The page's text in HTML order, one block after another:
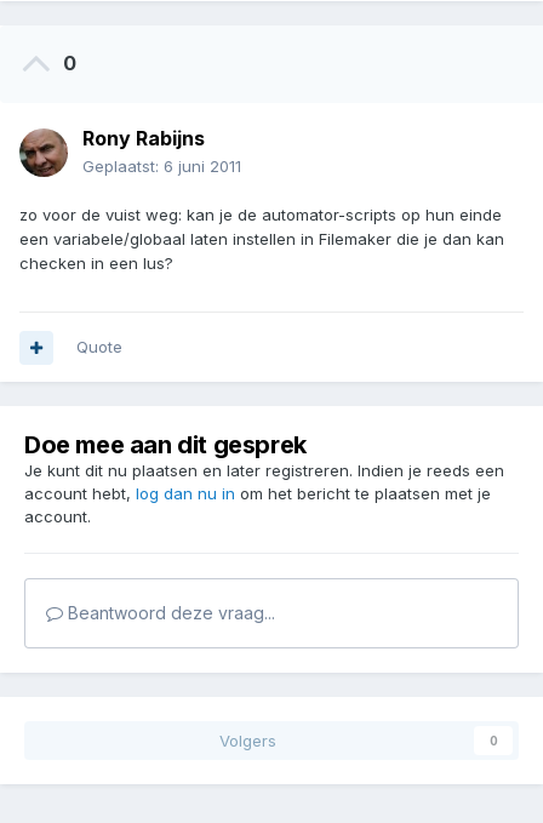
0
Rony Rabijns
Geplaatst: 6 juni 2011
zo voor de vuist weg: kan je de automator-scripts op hun einde
een variabele/globaal laten instellen in Filemaker die je dan kan
checken in een lus?
Quote
Doe mee aan dit gesprek
Je kunt dit nu plaatsen en later registreren. Indien je reeds een
account hebt, log dan nu in om het bericht te plaatsen met je
account.
Beantwoord deze vraag...
Volgers 0